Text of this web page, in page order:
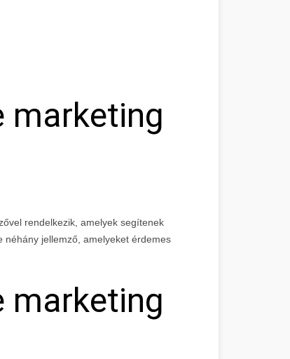
marketing
rendelkezik, amelyek segítenek
jellemző, amelyeket érdemes
marketing